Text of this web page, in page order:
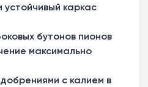
каркас
бутонов пионов
максимально
с калием в